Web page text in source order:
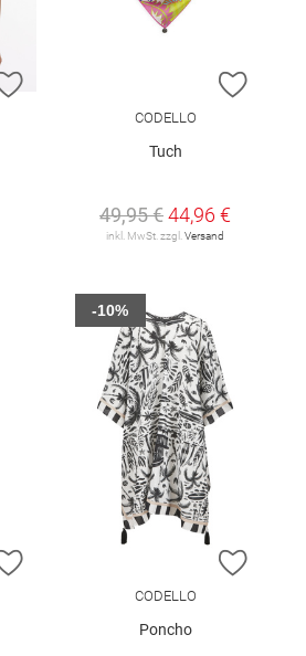
ZUR WUNSCHLISTE HINZUFÜGEN
ZUR
CODELLO
Tuch
49,95 €44,96 €
inkl. MwSt. zzgl. Versand
ZUR WUNSCHLISTE HINZUFÜGEN
ZUR
CODELLO
Poncho
-10%